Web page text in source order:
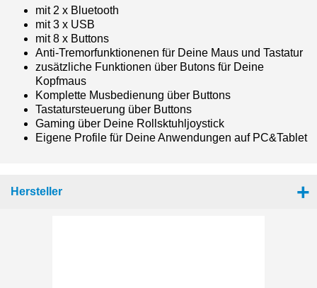
mit 2 x Bluetooth
mit 3 x USB
mit 8 x Buttons
Anti-Tremorfunktionenen für Deine Maus und Tastatur
zusätzliche Funktionen über Butons für Deine
Kopfmaus
Komplette Musbedienung über Buttons
Tastatursteuerung über Buttons
Gaming über Deine Rollsktuhljoystick
Eigene Profile für Deine Anwendungen auf PC&Tablet
Hersteller